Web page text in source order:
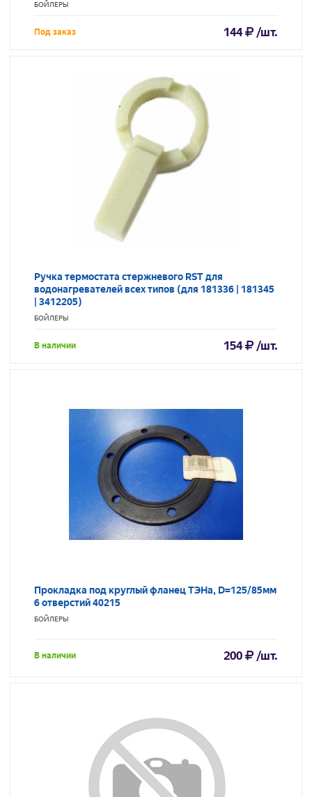
БОЙЛЕРЫ
Под заказ 144 /шт.
Ручка термостата стержневого RST для
водонагревателей всех типов (для 181336 | 181345
| 3412205)
БОЙЛЕРЫ
В наличии 154 /шт.
Прокладка под круглый фланец ТЭНа, D=125/85мм
6 отверстий 40215
БОЙЛЕРЫ
В наличии 200 /шт.